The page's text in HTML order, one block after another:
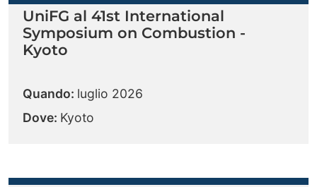
UniFG al 41st International
Symposium on Combustion -
Kyoto
Quando: luglio 2026
Dove: Kyoto